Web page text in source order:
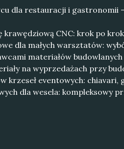
dla restauracji i gastronomii
CNC: krok po
dla małych warsztatów:
materiałów budowlanych
na wyprzedażach przy
krzeseł eventowych: chiavari,
dla wesela: kompleksowy